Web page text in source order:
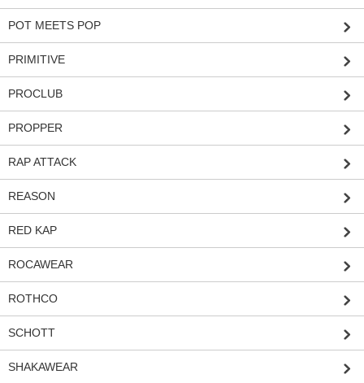
POT MEETS POP
PRIMITIVE
PROCLUB
PROPPER
RAP ATTACK
REASON
RED KAP
ROCAWEAR
ROTHCO
SCHOTT
SHAKAWEAR